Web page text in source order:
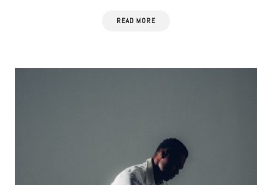
READ MORE